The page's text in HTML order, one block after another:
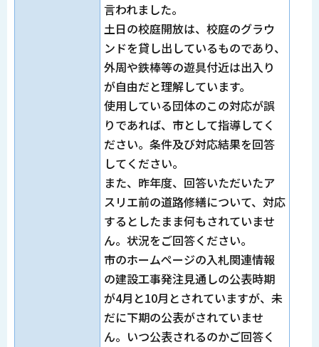
言われました。
土日の校庭開放は、校庭のグラウ
ンドを貸し出しているものであり、
外周や鉄棒等の遊具付近は出入り
が自由だと理解しています。
使用している団体のこの対応が誤
りであれば、市として指導してく
ださい。条件及び対応結果を回答
してください。
また、昨年度、回答いただいたア
スリエ前の道路修繕について、対応
するとしたまま何もされていませ
ん。状況をご回答ください。
市のホームページの入札関連情報
の建設工事発注見通しの公表時期
が4月と10月とされていますが、未
だに下期の公表がされていませ
ん。いつ公表されるのかご回答く